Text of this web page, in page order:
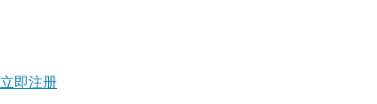
立即注册